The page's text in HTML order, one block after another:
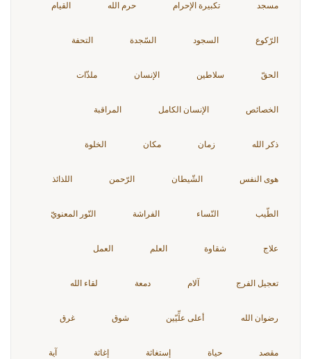
مسجد تكبيرة الإحرام حرم الله القيام
الرّكوع السجود السّجدة التحفة
الحقّ سلاطين الإنسان ملذّات
الخصائص الإنسان الكامل المراقبة
ذكر الله زمان مكان الخلوة
هوى النفس الشّيطان الرّحمن اللذائذ
الطّيب النّساء الفراشة النّور المعنويّ
علاج شقاوة العلم العمل
تعجيل الفرج آلام دمعة لقاء الله
رضوان الله أعلى علِّيّين شوق غرق
مقصد حياة إستغاثة إغاثة آية